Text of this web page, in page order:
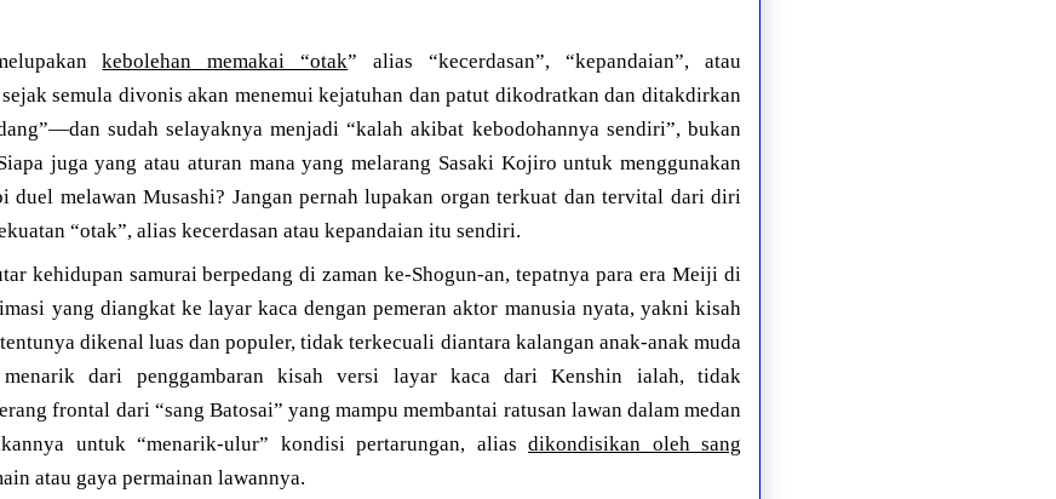
kebolehan memakai “otak” alias “kecerdasan”, “kepandaian”, atau
semula divonis akan menemui kejatuhan dan patut dikodratkan dan ditakdirkan
sudah selayaknya menjadi “kalah akibat kebodohannya sendiri”, bukan
juga yang atau aturan mana yang melarang Sasaki Kojiro untuk menggunakan
duel melawan Musashi? Jangan pernah lupakan organ terkuat dan tervital dari diri
“otak”, alias kecerdasan atau kepandaian itu sendiri.
kehidupan samurai berpedang di zaman ke-Shogun-an, tepatnya para era Meiji di
yang diangkat ke layar kaca dengan pemeran aktor manusia nyata, yakni kisah
dikenal luas dan populer, tidak terkecuali diantara kalangan anak-anak muda
dari penggambaran kisah versi layar kaca dari Kenshin ialah, tidak
frontal dari “sang Batosai” yang mampu membantai ratusan lawan dalam medan
untuk “menarik-ulur” kondisi pertarungan, alias dikondisikan oleh sang
atau gaya permainan lawannya.